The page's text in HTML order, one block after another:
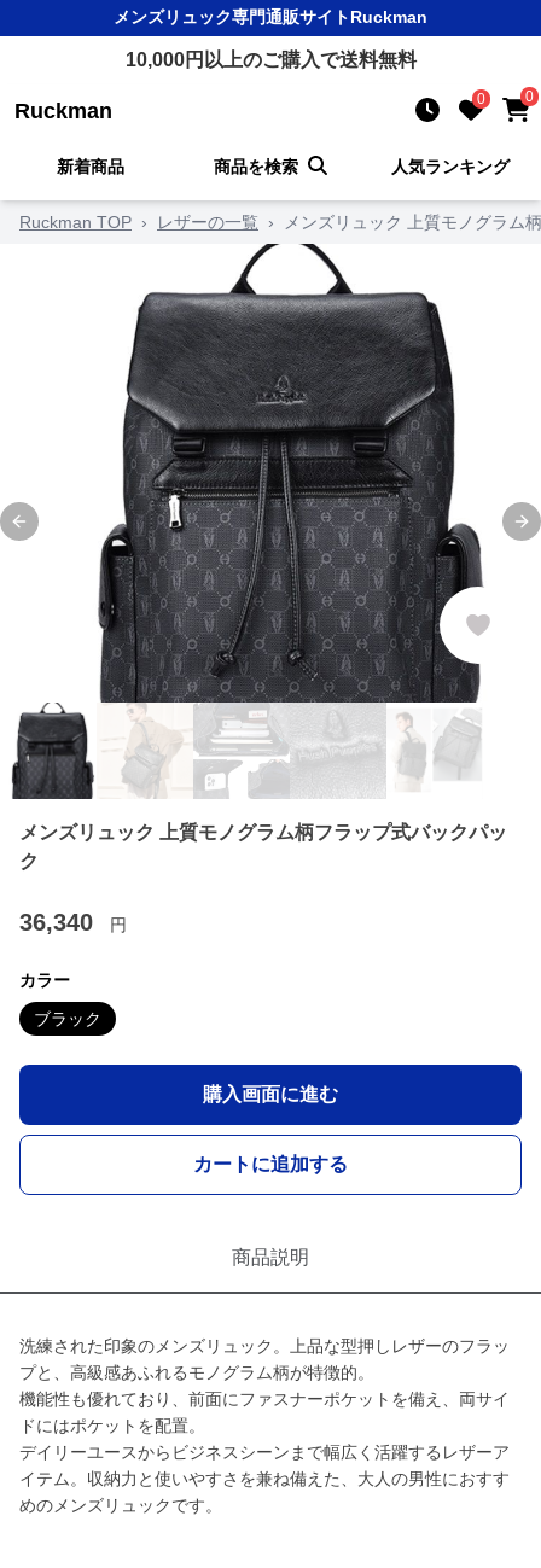
メンズリュック専門通販サイトRuckman
10,000円以上のご購入で送料無料
Ruckman 0 0
新着商品 商品を検索 人気ランキング
Ruckman TOP › レザーの一覧 › メンズリュック 上質モノグラム
Previous slide
メンズリュック 上質モノグラム柄フラップ式バックパッ
ク
36,340 円
カラー
ブラック
購入画面に進む
カートに追加する
商品説明
洗練された印象のメンズリュック。上品な型押しレザーのフラッ
プと、高級感あふれるモノグラム柄が特徴的。
機能性も優れており、前面にファスナーポケットを備え、両サイ
ドにはポケットを配置。
デイリーユースからビジネスシーンまで幅広く活躍するレザーア
イテム。収納力と使いやすさを兼ね備えた、大人の男性におすす
めのメンズリュックです。